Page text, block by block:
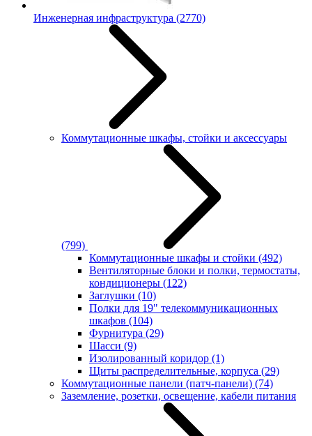
Инженерная инфраструктура (2770)
Коммутационные шкафы, стойки и аксессуары
(799)
Коммутационные шкафы и стойки (492)
Вентиляторные блоки и полки, термостаты,
кондиционеры (122)
Заглушки (10)
Полки для 19" телекоммуникационных
шкафов (104)
Фурнитура (29)
Шасси (9)
Изолированный коридор (1)
Щиты распределительные, корпуса (29)
Коммутационные панели (патч-панели) (74)
Заземление, розетки, освещение, кабели питания